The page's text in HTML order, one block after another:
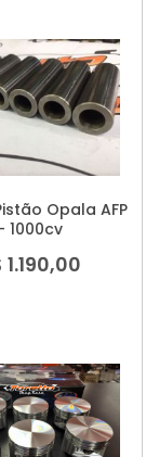
Opala AFP
1000cv
1.190,00